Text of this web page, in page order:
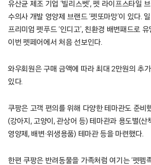
유산균 제조 기업 ‘빌리스벳’, 펫 라이프스타일 브
수의사 개발 영양제 브랜드 ‘펫또마망’이 있다. 일
프리미엄 펫푸드 ‘인디고’, 친환경 배변패드로 유
이번 펫페어에서 처음 선보인다.
와우회원은 구매 금액에 따라 최대 2만원의 추
있다.
쿠팡은 고객 편의를 위해 다양한 테마관도 준비
(강아지, 고양이, 관상어 등) 테마관과 용도별(산
영양제, 배변·위생용품) 테마관 등을 마련했다.
한편 쿠팡은 반려동물을 가족처럼 여기는 ‘펫펨